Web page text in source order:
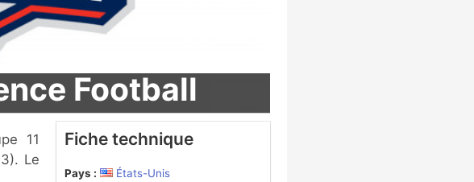
Football
Le
Fiche technique
Pays :
États-Unis